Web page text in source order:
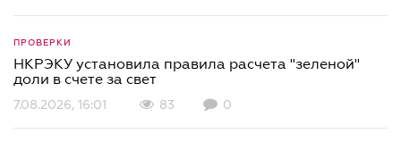
ПРОВЕРКИ
НКРЭКУ установила правила расчета "зеленой"
доли в счете за свет
7.08.2026, 16:01 83 0